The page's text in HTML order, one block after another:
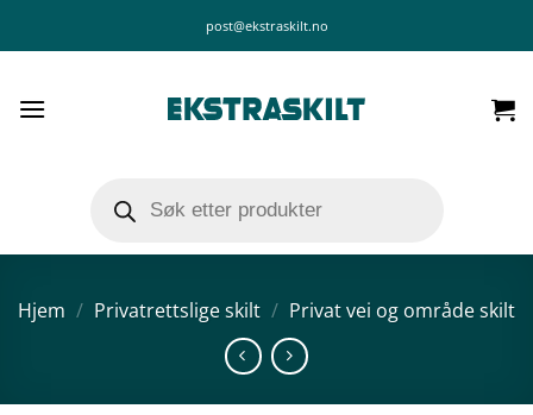
post@ekstraskilt.no
search
Hjem / Privatrettslige skilt / Privat vei og område skilt